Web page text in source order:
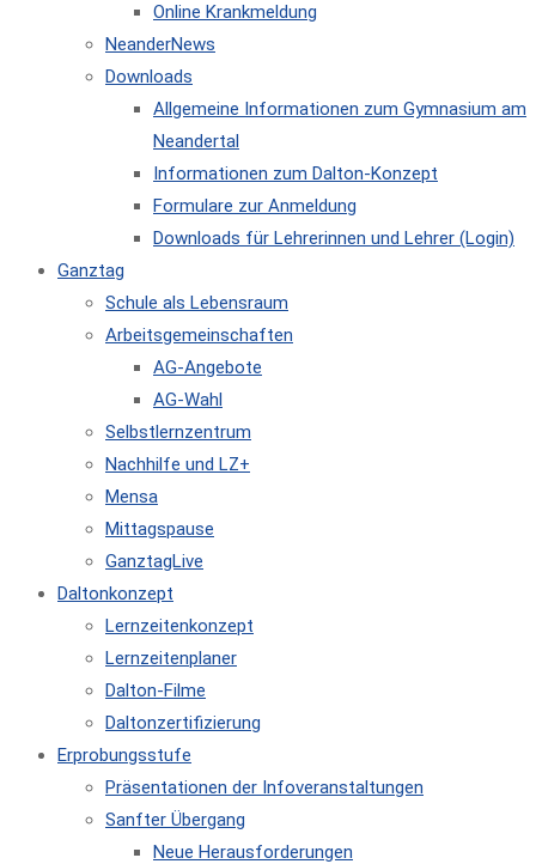
Online Krankmeldung
NeanderNews
Downloads
Allgemeine Informationen zum Gymnasium am
Neandertal
Informationen zum Dalton-Konzept
Formulare zur Anmeldung
Downloads für Lehrerinnen und Lehrer (Login)
Ganztag
Schule als Lebensraum
Arbeitsgemeinschaften
AG-Angebote
AG-Wahl
Selbstlernzentrum
Nachhilfe und LZ+
Mensa
Mittagspause
GanztagLive
Daltonkonzept
Lernzeitenkonzept
Lernzeitenplaner
Dalton-Filme
Daltonzertifizierung
Erprobungsstufe
Präsentationen der Infoveranstaltungen
Sanfter Übergang
Neue Herausforderungen